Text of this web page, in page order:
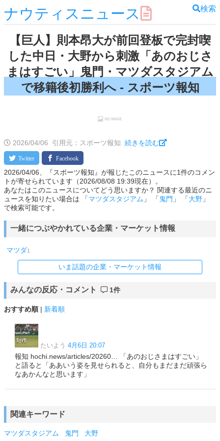
ナウティスニュース 検索
【巨人】則本昂大が前回登板で完封喫
した中日・大野から刺激「あのおじさ
まはすごい」鬼門・マツダスタジアム
で移籍後初勝利へ - スポーツ報知
2026/04/06 引用元：スポーツ報知 続きを読む
2026/04/06、『スポーツ報知』が報じたこのニュースに1件のコメン
トが寄せられています（2026/08/08 19:39現在）。
あなたはこのニュースについてどう思いますか？ 関連する最近のニ
ュースを知りたい場合は 「マツダスタジアム 」 「 鬼門 」 「大野 」
で検索可能です。
一緒につぶやかれている企業・マーケット情報
マツダ1
いま話題の企業・マーケット情報
みんなの反応・コメント 1件
おすすめ順 | 新着順
たいよう 4月6日 20:07
報知 hochi.news/articles/20260… 「あのおじさまはすごい」
と語ると「ああいう姿を見せられると、自分もまだまだ頑張ら
なあかんなと思います」
関連キーワード
マツダスタジアム 鬼門 大野